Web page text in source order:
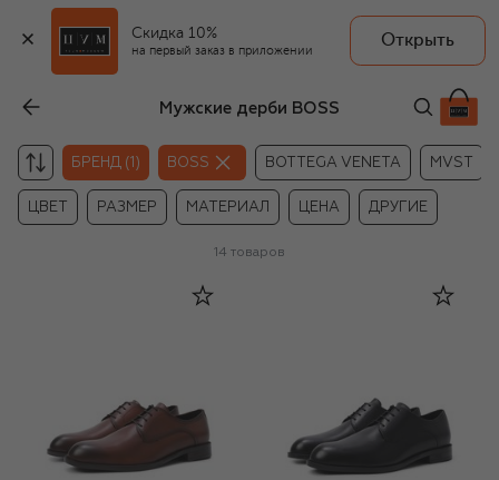
Скидка 10%
на первый заказ в приложении
Открыть
Мужские дерби BOSS
БРЕНД (1) BOSS BOTTEGA VENETA MVST
ЦВЕТ РАЗМЕР МАТЕРИАЛ ЦЕНА ДРУГИЕ
14 товаров